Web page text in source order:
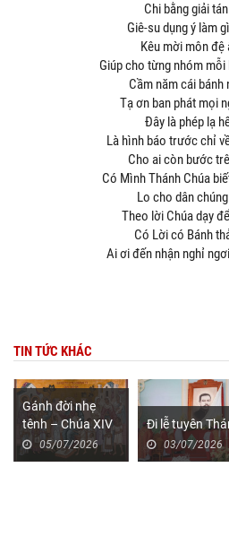
Chi bằng giải
Giê-su dụng ý làm
Kêu mời môn đệ
Giúp cho từng nhóm
Cầm năm cái bánh
Tạ ơn ban phát mọi
Đây là phép lạ
Là hình báo trước chỉ
Cho ai còn bước
Có Mình Thánh Chúa
Lo cho dân
Theo lời Chúa dạy
Có Lời có Bánh
Ai ơi đến nhận nghỉ
20/6/
TIN TỨC KHÁC
Gánh đời nhẹ
tênh – Chúa XIV
Thường niên năm
A
05/07/2026
Đi lễ tuyên
03/07/2026